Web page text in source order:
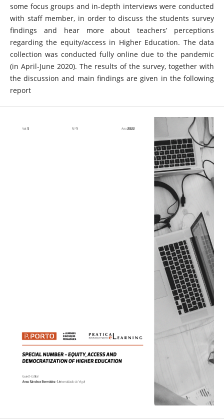
some focus groups and in-depth interviews were conducted
with staff member, in order to discuss the students survey
findings and hear more about teachers’ perceptions
regarding the equity/access in Higher Education. The data
collection was conducted fully online due to the pandemic
(in April-June 2020). The results of the survey, together with
the discussion and main findings are given in the following
report